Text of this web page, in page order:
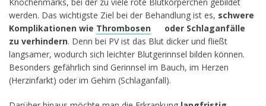
werden. Das wichtigste Ziel bei der Behandlung ist es, schwere
Komplikationen wie Thrombosen
oder Schlaganfälle
zu verhindern. Denn bei PV ist das Blut dicker und fließt
langsamer, wodurch sich leichter Blutgerinnsel bilden können.
Besonders gefährlich sind Gerinnsel im Bauch, im Herzen
(Herzinfarkt) oder im Gehirn (Schlaganfall).